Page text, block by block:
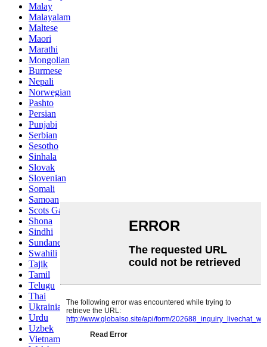
Malay
Malayalam
Maltese
Maori
Marathi
Mongolian
Burmese
Nepali
Norwegian
Pashto
Persian
Punjabi
Serbian
Sesotho
Sinhala
Slovak
Slovenian
Somali
Samoan
Scots Gaelic
Shona
Sindhi
Sundanese
Swahili
Tajik
Tamil
Telugu
Thai
Ukrainian
Urdu
Uzbek
Vietnamese